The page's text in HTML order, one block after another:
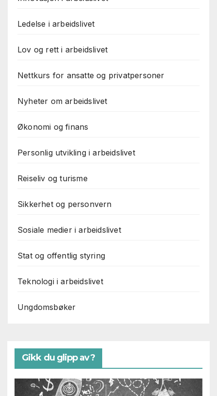
Ledelse i arbeidslivet
Lov og rett i arbeidslivet
Nettkurs for ansatte og privatpersoner
Nyheter om arbeidslivet
Økonomi og finans
Personlig utvikling i arbeidslivet
Reiseliv og turisme
Sikkerhet og personvern
Sosiale medier i arbeidslivet
Stat og offentlig styring
Teknologi i arbeidslivet
Ungdomsbøker
Gikk du glipp av?